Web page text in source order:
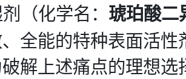
（化学名： 琥珀酸二
全能的特种表面活
解上述痛点的理想